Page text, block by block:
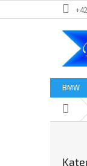
na
BMW